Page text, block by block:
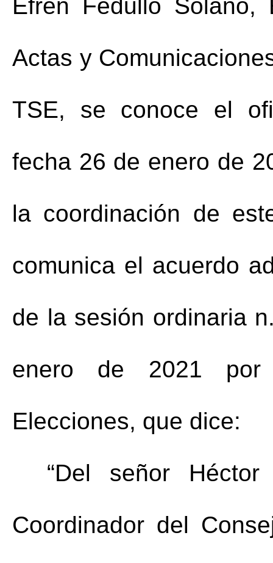
Efrén Fedullo Solano,
Actas y
TSE, se conoce el
fecha 26 de enero de
la coordinación de
comunica el acuerdo
de la sesión ordinaria
enero de 2021 por
Elecciones, que dice:
“Del señor
Coordinador del